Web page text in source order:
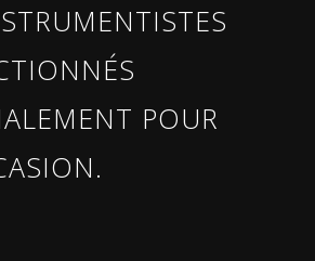
POUR